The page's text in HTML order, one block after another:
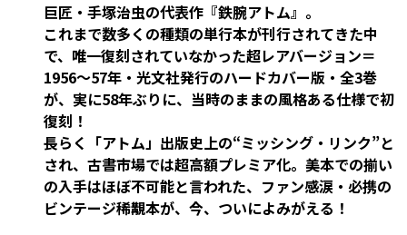
巨匠・手塚治虫の代表作『鉄腕アトム』。
これまで数多くの種類の単行本が刊行されてきた中
で、唯一復刻されていなかった超レアバージョン＝
1956～57年・光文社発行のハードカバー版・全3巻
が、実に58年ぶりに、当時のままの風格ある仕様で初
復刻！
長らく「アトム」出版史上の“ミッシング・リンク”と
され、古書市場では超高額プレミア化。美本での揃い
の入手はほぼ不可能と言われた、ファン感涙・必携の
ビンテージ稀覯本が、今、ついによみがえる！